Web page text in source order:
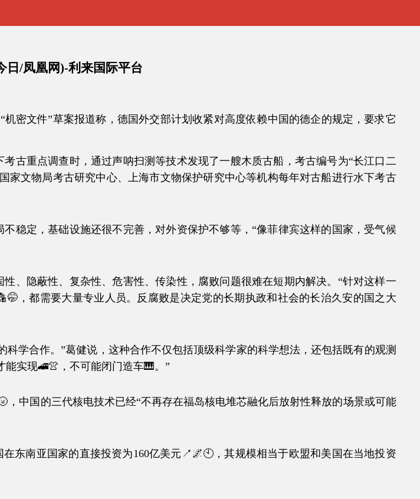
日/凤凰网)-利来国际平台
文件”草案报道称，德国外交部计划收紧对高度依赖中国的德企的规定，要求它
点调查时，通过声呐扫测等技术发现了一艘木质古船，考古编号为“长江口二
文物局考古研究中心、上海市文物保护研究中心等机构每年对古船进行水下考古
定，基础设施还很不完善，对外资保护不够等，“像菲律宾这样的国家，受气候
蔽性、复杂性、危害性、传染性，腐败问题很难在短期内解决。“针对这样一
，都需要大量专业人员。反腐败是决定党的长期执政和社会的长治久安的国之大
作。”葛健说，这种合作不仅包括顶级科学家的科学想法，还包括既有的观测
实现🚄👚，不可能闭门造车🎹。”
国的三代核电技术已经“不再存在福岛核电堆芯融化后放射性释放的场景或可能
南亚国家的直接投资为160亿美元↗🌌🕙，其规模相当于欧盟和美国在当地投资